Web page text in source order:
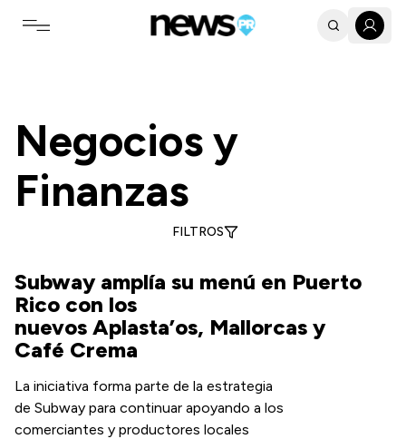
Toggle navigation menu
Negocios y
Finanzas
FILTROS
Subway amplía su menú en Puerto
Rico con los
nuevos Aplasta’os, Mallorcas y
Café Crema
La iniciativa forma parte de la estrategia
de Subway para continuar apoyando a los
comerciantes y productores locales